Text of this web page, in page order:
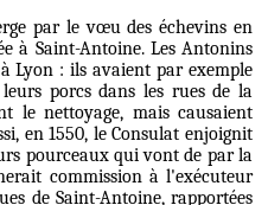
par le vœu des échevins en
à Saint-Antoine. Les Antonins
Lyon : ils avaient par exemple
porcs dans les rues de la
le nettoyage, mais causaient
en 1550, le Consulat enjoignit
pourceaux qui vont de par la
commission à l'exécuteur
de Saint-Antoine, rapportées